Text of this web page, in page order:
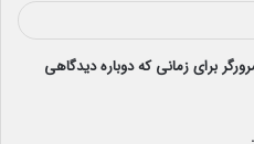
برای زمانی که دوباره دیدگاهی